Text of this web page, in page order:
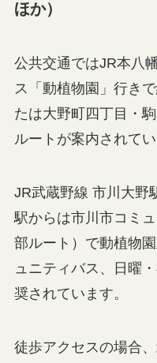
ほか）
公共交通ではJR本八
ス「動植物園」行き
たは大野町四丁目・
ルートが案内されてい
JR武蔵野線 市川大野
駅からは市川市コミ
部ルート）で動植物
ュニティバス、日曜
奨されています。
徒歩アクセスの場合